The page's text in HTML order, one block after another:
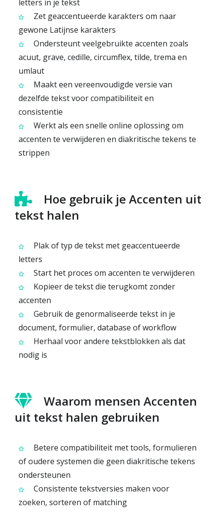
letters in je tekst
Zet geaccentueerde karakters om naar
gewone Latijnse karakters
Ondersteunt veelgebruikte accenten zoals
acuut, grave, cedille, circumflex, tilde, trema en
umlaut
Maakt een vereenvoudigde versie van
dezelfde tekst voor compatibiliteit en
consistentie
Werkt als een snelle online oplossing om
accenten te verwijderen en diakritische tekens te
strippen
Hoe gebruik je Accenten uit
tekst halen
Plak of typ de tekst met geaccentueerde
letters
Start het proces om accenten te verwijderen
Kopieer de tekst die terugkomt zonder
accenten
Gebruik de genormaliseerde tekst in je
document, formulier, database of workflow
Herhaal voor andere tekstblokken als dat
nodig is
Waarom mensen Accenten
uit tekst halen gebruiken
Betere compatibiliteit met tools, formulieren
of oudere systemen die geen diakritische tekens
ondersteunen
Consistente tekstversies maken voor
zoeken, sorteren of matching